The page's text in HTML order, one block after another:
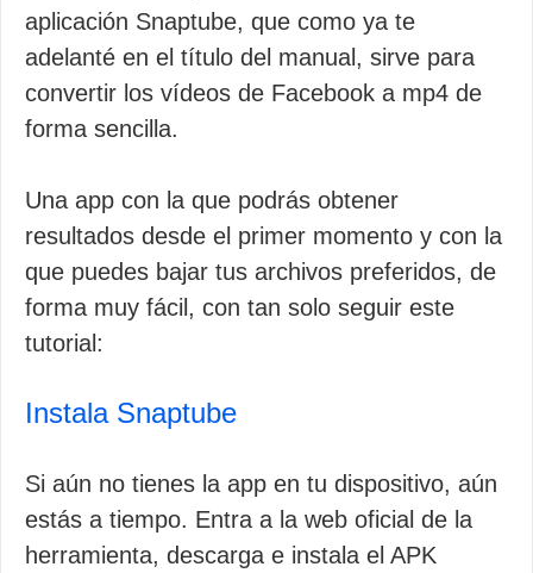
aplicación Snaptube, que como ya te
adelanté en el título del manual, sirve para
convertir los vídeos de Facebook a mp4 de
forma sencilla.
Una app con la que podrás obtener
resultados desde el primer momento y con la
que puedes bajar tus archivos preferidos, de
forma muy fácil, con tan solo seguir este
tutorial:
Instala Snaptube
Si aún no tienes la app en tu dispositivo, aún
estás a tiempo. Entra a la web oficial de la
herramienta, descarga e instala el APK